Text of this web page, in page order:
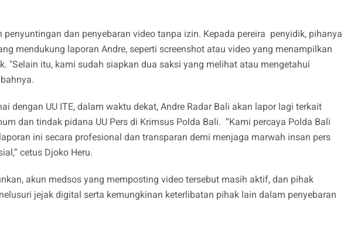
dan penyebaran video tanpa izin. Kepada pereira penyidik, pihanya
mendukung laporan Andre, seperti screenshot atau video yang menampilkan
"Selain itu, kami sudah siapkan dua saksi yang melihat atau mengetahui
dengan UU ITE, dalam waktu dekat, Andre Radar Bali akan lapor lagi terkait
dan tindak pidana UU Pers di Krimsus Polda Bali. “Kami percaya Polda Bali
ini secara profesional dan transparan demi menjaga marwah insan pers
cetus Djoko Heru.
akun medsos yang memposting video tersebut masih aktif, dan pihak
jejak digital serta kemungkinan keterlibatan pihak lain dalam penyebaran